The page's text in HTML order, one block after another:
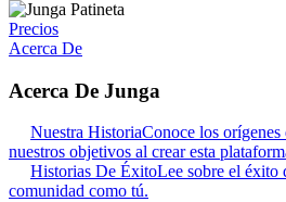
Precios
Acerca De
Acerca De Junga
Nuestra HistoriaConoce los orígenes
nuestros objetivos al crear esta
Historias De ÉxitoLee sobre el éxito
comunidad como tú.